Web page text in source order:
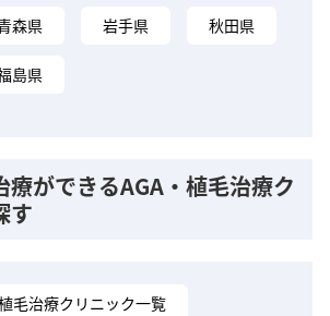
森県 岩手県 秋田県
島県
療ができるAGA・植毛治療ク
す
毛治療クリニック一覧